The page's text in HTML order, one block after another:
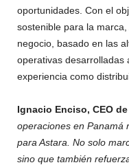
oportunidades. Con el
sostenible para la
negocio, basado en las
operativas desarrolladas
experiencia como
Ignacio Enciso, CEO
operaciones en Panamá
para Astara. No solo
sino que también